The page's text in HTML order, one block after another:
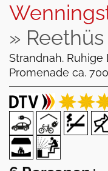
»
Strandnah.
Promenade ca.